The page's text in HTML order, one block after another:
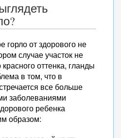
горло от здорового не
случае участок не
оттенка, гланды
в том, что в
все больше
заболеваниями
ребенка
образом: